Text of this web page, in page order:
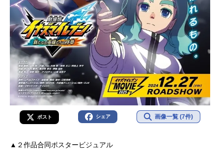
ポスト シェア 画像一覧 (7件)
▲２作品合同ポスタービジュアル